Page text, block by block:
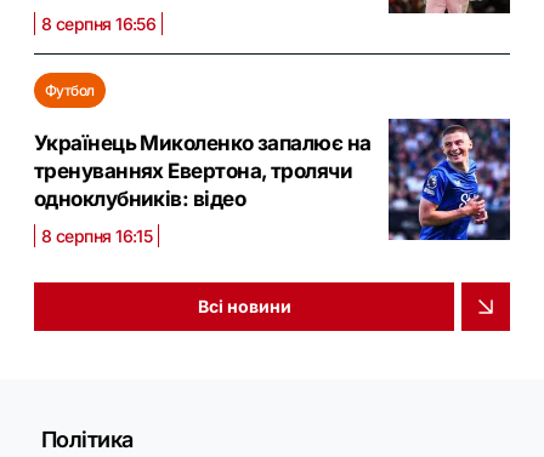
8 серпня 16:56
Футбол
Українець Миколенко запалює на
тренуваннях Евертона, тролячи
одноклубників: відео
8 серпня 16:15
Всі новини
Політика